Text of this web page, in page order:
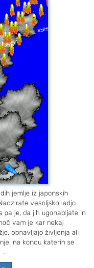
jemlje iz japonskih
vesoljsko ladjo
pa je, da jih ugonabljate in
vam je kar nekaj
obnavljajo življenja ali
na koncu katerih se